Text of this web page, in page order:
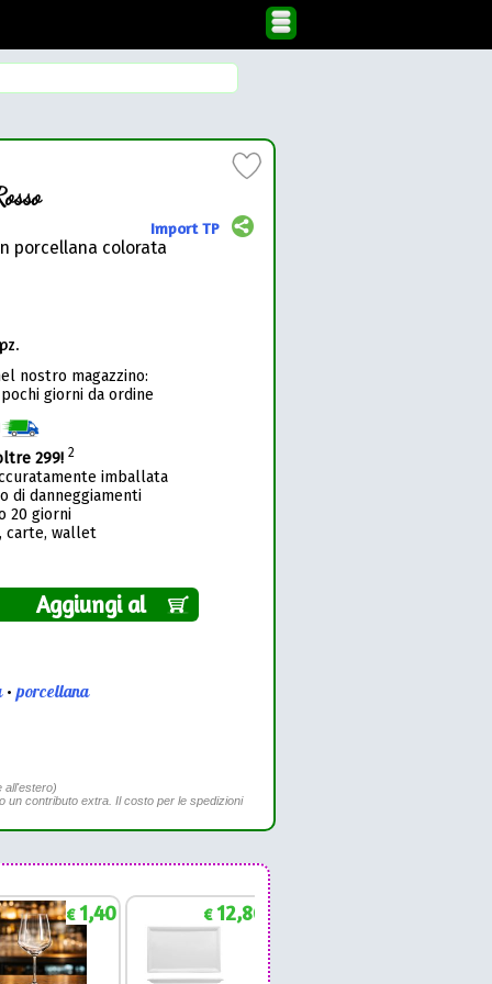
Import TP
porcellana colorata
nostro magazzino:
giorni da ordine
299! 2
imballata
di danneggiamenti
20 giorni
carte, wallet
Aggiungi al
•porcellana
all'estero)
un contributo extra. Il costo per le spedizioni
€1,40 €12,86